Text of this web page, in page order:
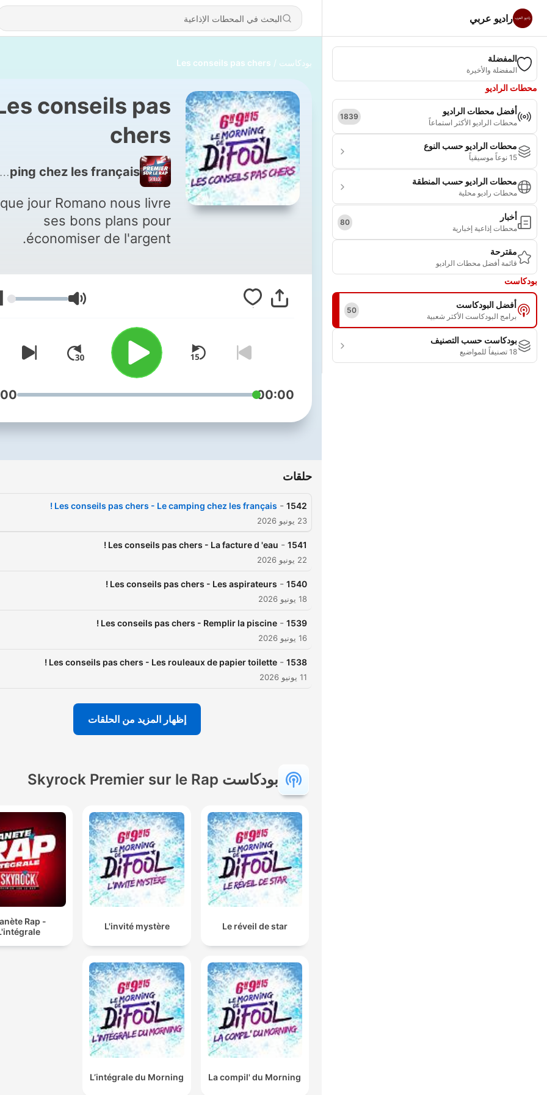
راديو عربي
المفضلة
المفضلة والأخيرة
محطات الراديو
أفضل محطات الراديو
محطات الراديو الأكثر استماعاً
1839
محطات الراديو حسب النوع
15 نوعاً موسيقياً
محطات الراديو حسب المنطقة
محطات راديو محلية
أخبار
محطات إذاعية إخبارية
80
مقترحة
قائمة أفضل محطات الراديو
بودكاست
أفضل البودكاست
برامج البودكاست الأكثر شعبية
50
بودكاست حسب التصنيف
18 تصنيفاً للمواضيع
بودكاست Les conseils pas chers
conseils pas
chers
1542 - Les conseils pas chers - Le camping chez les français !
jour Romano nous livre
ses bons plans pour
économiser de l'argent.
مستوى الصوت
00:00
حلقات
1542
-
Les conseils pas chers - Le camping chez les français !
23 يونيو 2026
1541
-
Les conseils pas chers - La facture d 'eau !
22 يونيو 2026
1540
-
Les conseils pas chers - Les aspirateurs !
18 يونيو 2026
1539
-
Les conseils pas chers - Remplir la piscine !
16 يونيو 2026
1538
-
Les conseils pas chers - Les rouleaux de papier toilette !
11 يونيو 2026
إظهار المزيد من الحلقات
بودكاست Skyrock Premier sur le Rap
Le réveil de star
L'invité mystère
Rap -
La compil' du Morning
L’intégrale du Morning